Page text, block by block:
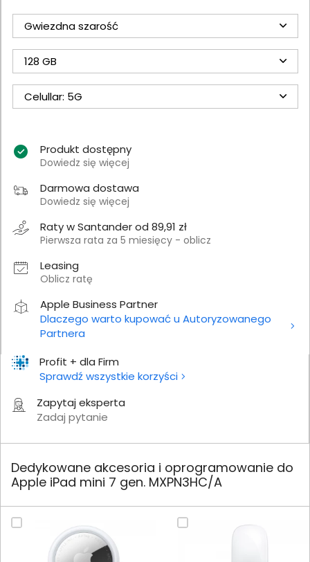
Profit + dla Firm
Sprawdź wszystkie korzyści
Zapytaj eksperta
Zadaj pytanie
Gwiezdna szarość
128 GB
Celullar: 5G
Produkt dostępny
Dowiedz się więcej
Darmowa dostawa
Dowiedz się więcej
Raty w Santander od 89,91 zł
Pierwsza rata za 5 miesięcy - oblicz
Leasing
Oblicz ratę
Apple Business Partner
Dlaczego warto kupować u Autoryzowanego
Partnera
Dedykowane akcesoria i oprogramowanie do
Apple iPad mini 7 gen. MXPN3HC/A